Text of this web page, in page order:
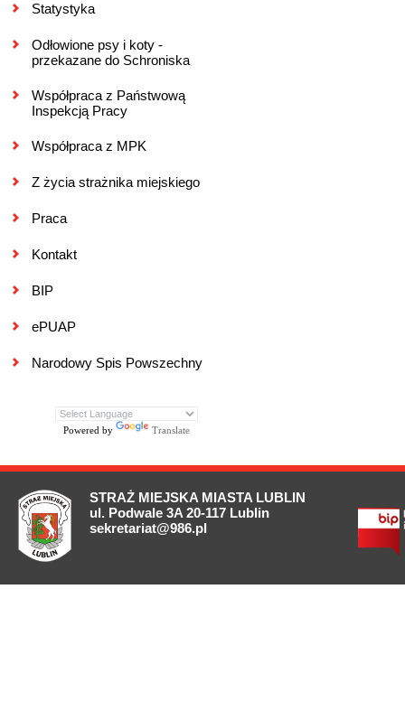
Statystyka
Odłowione psy i koty -
przekazane do Schroniska
Współpraca z Państwową
Inspekcją Pracy
Współpraca z MPK
Z życia strażnika miejskiego
Praca
Kontakt
BIP
ePUAP
Narodowy Spis Powszechny
Powered by Translate
STRAŻ MIEJSKA MIASTA LUBLIN
ul. Podwale 3A 20-117 Lublin
sekretariat@986.pl